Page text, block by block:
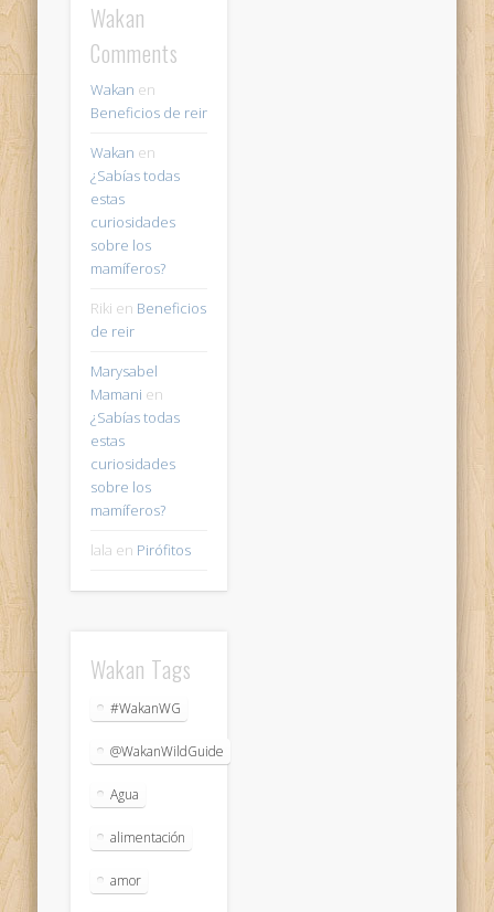
Wakan
Comments
Wakan en
Beneficios de reir
Wakan en
¿Sabías todas
estas
curiosidades
sobre los
mamíferos?
Riki en Beneficios
de reir
Marysabel
Mamani en
¿Sabías todas
estas
curiosidades
sobre los
mamíferos?
lala en Pirófitos
Wakan Tags
#WakanWG
@WakanWildGuide
Agua
alimentación
amor